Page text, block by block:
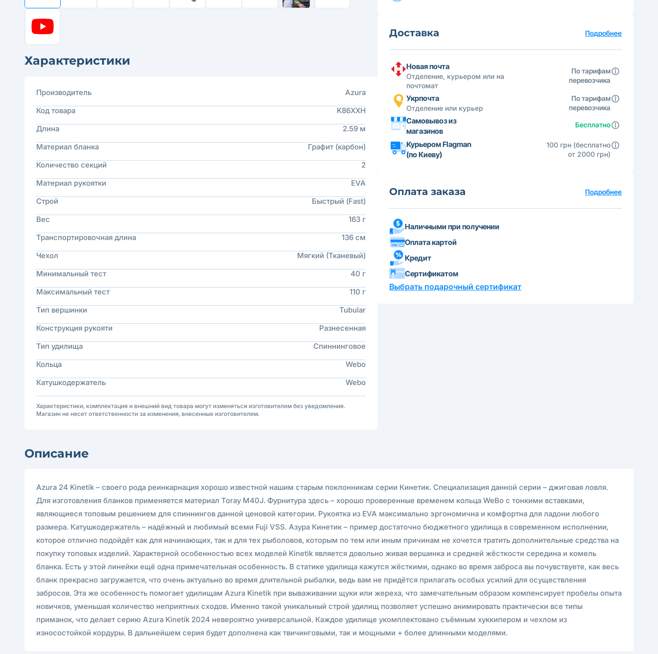
Характеристики
Производитель
Azura
Код товара
K86XXH
Длина
2.59 м
Материал бланка
Графит (карбон)
Количество секций
2
Материал рукоятки
EVA
Строй
Быстрый (Fast)
Вес
163 г
Транспортировочная длина
136 см
Чехол
Мягкий (Тканевый)
Минимальный тест
40 г
Максимальный тест
110 г
Тип вершинки
Tubular
Конструкция рукояти
Разнесенная
Тип удилища
Спиннинговое
Кольца
Webo
Катушкодержатель
Webo
Характеристики, комплектация и внешний вид товара могут изменяться изготовителем без уведомления.
Магазин не несет ответственности за изменения, внесенные изготовителем.
Доставка Подробнее
Новая почта
Отделение, курьером или на
почтомат
По тарифам
перевозчика
Укрпочта
Отделение или курьер
По тарифам
перевозчика
Самовывоз из
магазинов
Бесплатно
Курьером Flagman
(по Киеву)
100 грн (бесплатно
от 2000 грн)
Оплата заказа Подробнее
Наличными при получении
Оплата картой
Кредит
Сертификатом
Выбрать подарочный сертификат
Описание
Azura 24 Kinetik – своего рода реинкарнация хорошо известной нашим старым поклонникам серии Кинетик. Специализация данной серии – джиговая ловля.
Для изготовления бланков применяется материал Toray M40J. Фурнитура здесь – хорошо проверенные временем кольца WeBo с тонкими вставками,
являющиеся топовым решением для спиннингов данной ценовой категории. Рукоятка из EVA максимально эргономична и комфортна для ладони любого
размера. Катушкодержатель – надёжный и любимый всеми Fuji VSS. Азура Кинетик – пример достаточно бюджетного удилища в современном исполнении,
которое отлично подойдёт как для начинающих, так и для тех рыболовов, которым по тем или иным причинам не хочется тратить дополнительные средства на
покупку топовых изделий. Характерной особенностью всех моделей Kinetik является довольно живая вершинка и средней жёсткости середина и комель
бланка. Есть у этой линейки ещё одна примечательная особенность. В статике удилища кажутся жёсткими, однако во время заброса вы почувствуете, как весь
бланк прекрасно загружается, что очень актуально во время длительной рыбалки, ведь вам не придётся прилагать особых усилий для осуществления
забросов. Эта же особенность помогает удилищам Azura Kinetik при вываживании щуки или жереха, что замечательным образом компенсирует пробелы опыта
новичков, уменьшая количество неприятных сходов. Именно такой уникальный строй удилищ позволяет успешно анимировать практически все типы
приманок, что делает серию Azura Kinetik 2024 невероятно универсальной. Каждое удилище укомплектовано съёмным хуккипером и чехлом из
износостойкой кордуры. В дальнейшем серия будет дополнена как твичинговыми, так и мощными + более длинными моделями.